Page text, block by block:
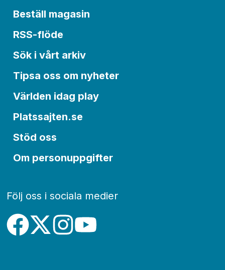
Beställ magasin
RSS-flöde
Sök i vårt arkiv
Tipsa oss om nyheter
Världen idag play
Platssajten.se
Stöd oss
Om personuppgifter
Följ oss i sociala medier